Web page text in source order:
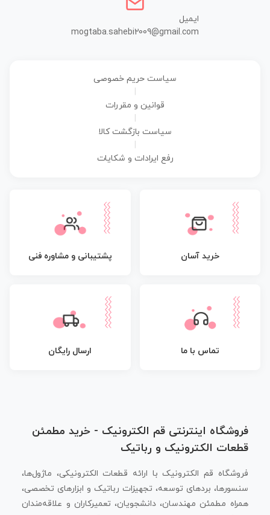
ایمیل
mogtaba.sahebi2009@gmail.com
سیاست حریم خصوصی
قوانین و مقررات
سیاست بازگشت کالا
رفع ایرادات و شکایات
خرید آسان پشتیبانی و مشاوره فنی
تماس با ما ارسال رایگان
فروشگاه اینترنتی قم الکترونیک - خرید مطمئن
قطعات الکترونیک و رباتیک
فروشگاه قم الکترونیک با ارائه قطعات الکترونیکی، ماژول‌ها،
سنسورها، بردهای توسعه، تجهیزات رباتیک و ابزارهای تخصصی،
همراه مطمئن مهندسان، دانشجویان، تعمیرکاران و علاقه‌مندان